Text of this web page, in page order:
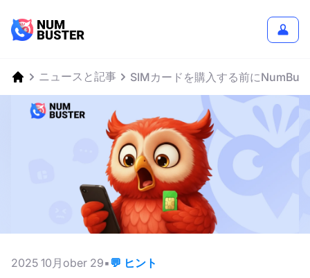
ニュースと記事 SIMカードを購入する前に
2025 10月ober 29 💬 ヒント